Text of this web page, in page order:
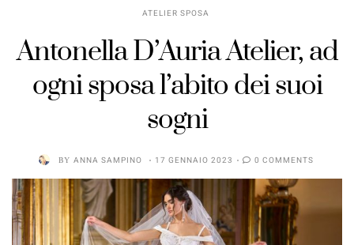
ATELIER SPOSA
Antonella D’Auria Atelier, ad
ogni sposa l’abito dei suoi
sogni
BY ANNA SAMPINO 17 GENNAIO 2023 0 COMMENTS